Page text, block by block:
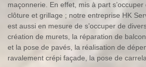
maçonnerie. En effet, mis à part
clôture et grillage ; notre entreprise HK
est aussi en mesure de s’occuper de
création de murets, la réparation de
et la pose de pavés, la réalisation de
ravalement crépi façade, la pose de